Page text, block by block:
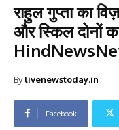
राहुल गुप्ता का
और स्किल दोनों
By livenewstoday.in
Facebook